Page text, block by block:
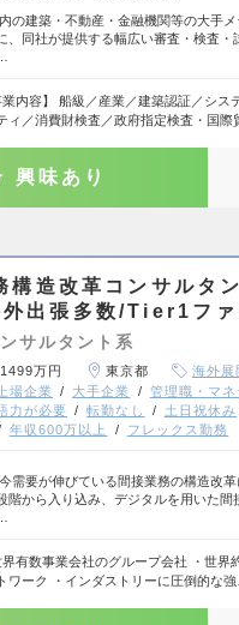
の建築・不動産・金融機関等の大手メ
、同社が提供する幅広い審査・検査・
業内容】 船級／産業／建築認証／シス
ィ／消費財検査／政府指定検査・国際
興味あり
構造改革コンサルタ
出張多数/Tier1ファ
サルタント系
万円 東京都
海外展
上場企業 大手企業 管理職・マネ
力が必要 転勤なし 土日祝休み
年収600万以上 フレックス勤務
需要が伸びている間接業務の構造改革
階から入り込み、デジタルを用いた間
界有数事業会社のグループ会社 ・世界
ワーク ・インダストリーに圧倒的な強